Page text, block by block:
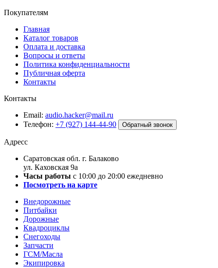
Покупателям
Главная
Каталог товаров
Оплата и доставка
Вопросы и ответы
Политика конфиденциальности
Публичная оферта
Контакты
Контакты
Email: audio.hacker@mail.ru
Телефон: +7 (927) 144-44-90 Обратный звонок
Адресс
Саратовская обл. г. Балаково
ул. Каховская 9а
Часы работы с 10:00 до 20:00 ежедневно
Посмотреть на карте
Внедорожные
Питбайки
Дорожные
Квадроциклы
Снегоходы
Запчасти
ГСМ/Масла
Экипировка